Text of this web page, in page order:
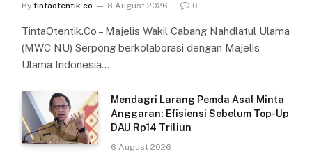
By tintaotentik.co 8 August 2026 0
TintaOtentik.Co – Majelis Wakil Cabang Nahdlatul Ulama
(MWC NU) Serpong berkolaborasi dengan Majelis
Ulama Indonesia…
Mendagri Larang Pemda Asal Minta
Anggaran: Efisiensi Sebelum Top-Up
DAU Rp14 Triliun
6 August 2026